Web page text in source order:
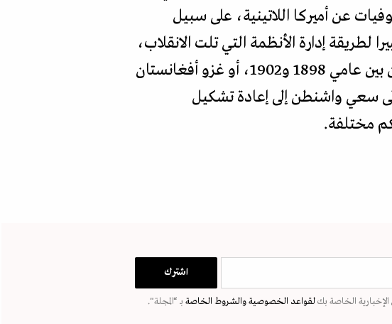
عن أميركا اللاتينية، على سبيل
لطريقة إدارة الأنظمة التي تلت الانقلاب،
ما دامت معادية للشيوعية. في المقابل، شكل غزو كوبا والفلبين الإسبانيتين بين عامي 1898 و1902، أو غزو أفغانستان
سعي واشنطن إلى إعادة تشكيل
مختلفة.
الخاصة بكلقواعد الخصوصيةوالشروط الخاصة بـ “المجلة".